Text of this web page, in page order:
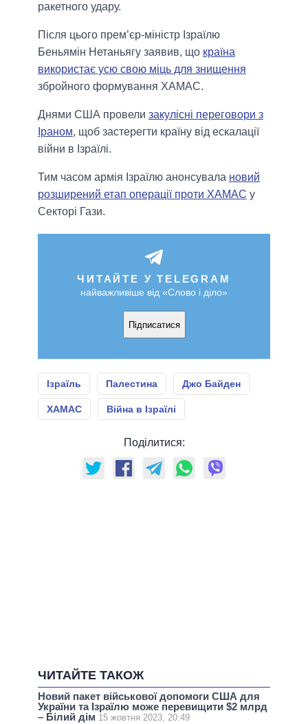
ракетного удару.
Після цього прем’єр-міністр Ізраїлю
Беньямін Нетаньягу заявив, що країна
використає усю свою міць для знищення
збройного формування ХАМАС.
Днями США провели закулісні переговори з
Іраном, щоб застерегти країну від ескалації
війни в Ізраїлі.
Тим часом армія Ізраїлю анонсувала новий
розширений етап операції проти ХАМАС у
Секторі Гази.
ЧИТАЙТЕ У TELEGRAM
найважливіше від «Слово і діло»
Підписатися
Ізраїль Палестина Джо Байден
ХАМАС Війна в Ізраїлі
Поділитися:
ЧИТАЙТЕ ТАКОЖ
Новий пакет військової допомоги США для
України та Ізраїлю може перевищити $2 млрд
– Білий дім 15 жовтня 2023, 20:49